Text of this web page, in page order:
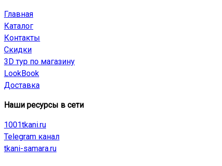
Главная
Каталог
Контакты
Скидки
3D тур по магазину
LookBook
Доставка
Наши ресурсы в сети
1001tkani.ru
Telegram канал
tkani-samara.ru